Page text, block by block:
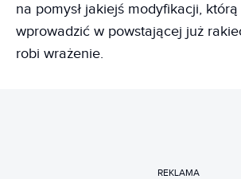
na pomysł jakiejś modyfikacji,
wprowadzić w powstającej już
robi wrażenie.
REKLAMA